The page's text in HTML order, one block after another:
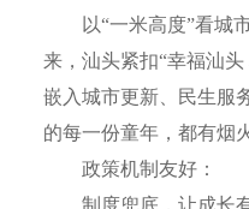
以“一米高度”看城市
来，汕头紧扣“幸福汕
嵌入城市更新、民生服
的每一份童年，都有烟
政策机制友好：
制度兜底，让成长